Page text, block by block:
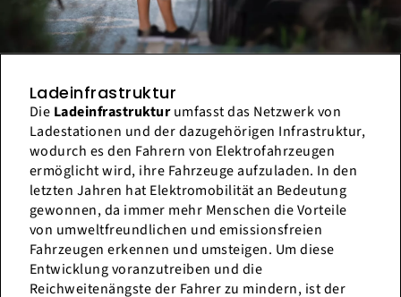
Ladeinfrastruktur
Die Ladeinfrastrukturumfasst das Netzwerk von
Ladestationen und der dazugehörigen Infrastruktur,
wodurch es den Fahrern von Elektrofahrzeugen
ermöglicht wird, ihre Fahrzeuge aufzuladen. In den
letzten Jahren hat Elektromobilität an Bedeutung
gewonnen, da immer mehr Menschen die Vorteile
von umweltfreundlichen und emissionsfreien
Fahrzeugen erkennen und umsteigen. Um diese
Entwicklung voranzutreiben und die
Reichweitenängste der Fahrer zu mindern, ist der